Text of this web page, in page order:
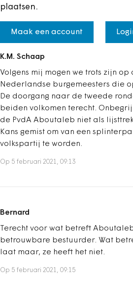
plaatsen.
Maak een account
K.M. Schaap
Volgens mij mogen we trots zijn op
Nederlandse burgemeesters die
De doorgang naar de tweede
beiden volkomen terecht.
de PvdA Aboutaleb niet als
Kans gemist om van een
volkspartij te worden.
Op 5 februari 2021, 09:13
Bernard
Terecht voor wat betreft
betrouwbare bestuurder. Wat
laat maar, ze heeft het niet.
Op 5 februari 2021, 09:15